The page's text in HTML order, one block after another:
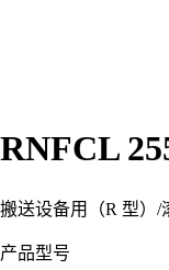
RNFCL
搬送设备用（R 型） /
产品型号